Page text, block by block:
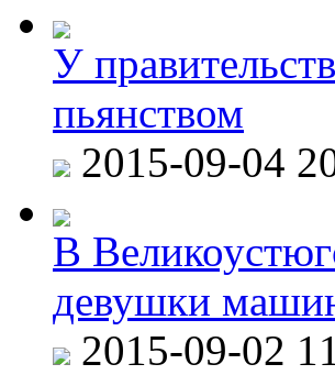
У
пьянством
2015-09-04
В
девушки
2015-09-02